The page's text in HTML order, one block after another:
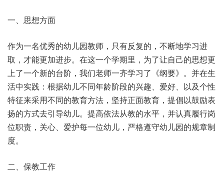
一、思想方面
作为一名优秀的幼儿园教师，只有反复的，不断地学习进
取，才能更加进步。在这一个学期里，为了让自己的思想更
上了一个新的台阶，我们老师一齐学习了《纲要》。并在生
活中实践：根据幼儿不同年龄阶段的兴趣、爱好、以及个性
特征来采用不同的教育方法，坚持正面教育，提倡以鼓励表
扬的方式去引导幼儿。提高依法从教的水平，并认真履行岗
位职责，关心、爱护每一位幼儿，严格遵守幼儿园的规章制
度。
二、保教工作